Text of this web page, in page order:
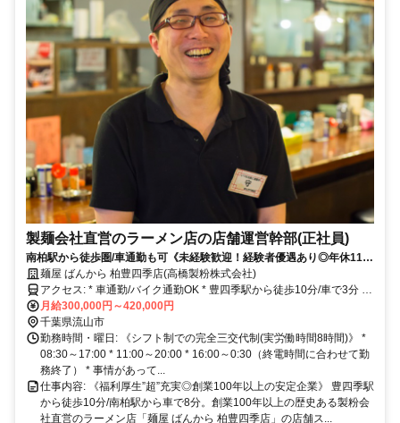
製麺会社直営のラーメン店の店舗運営幹部(正社員)
南柏駅から徒歩圏/車通勤も可《未経験歓迎！経験者優遇あり◎年休110
日以上で福利厚生充実》年収500万以上も可！地域に根付く老舗企業で
腰を据えて働けます♪
麺屋 ばんから 柏豊四季店(高橋製粉株式会社)
アクセス: * 車通勤/バイク通勤OK * 豊四季駅から徒歩10分/車で3分 *
JR常磐線 南柏駅から車で8分 * JR常磐線/東武鉄道 柏駅から車で10分
《スタッフ駐車場完備★車通勤&バイク通勤OK》 当店は日光東往還
沿いにあり、大型駐車場を完備していますので、流山市内からのアク
セスはもちろん、柏市・松戸市から通われているスタッフさんも多数
在籍しています♪
月給300,000円～420,000円
千葉県流山市
勤務時間・曜日: 《シフト制での完全三交代制(実労働時間8時間)》 *
08:30～17:00 * 11:00～20:00 * 16:00～0:30（終電時間に合わせて勤
務終了） * 事情があって...
仕事内容: 《福利厚生”超”充実◎創業100年以上の安定企業》 豊四季駅
から徒歩10分/南柏駅から車で8分。創業100年以上の歴史ある製粉会
社直営のラーメン店「麺屋 ばんから 柏豊四季店」の店舗ス...